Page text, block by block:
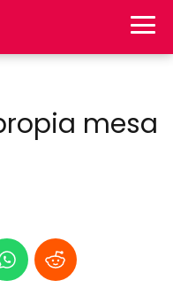
mesa